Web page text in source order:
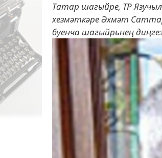
Татар шагыйре, ТР
хезмәткәре Әхмәт
буенча шагыйрьнең